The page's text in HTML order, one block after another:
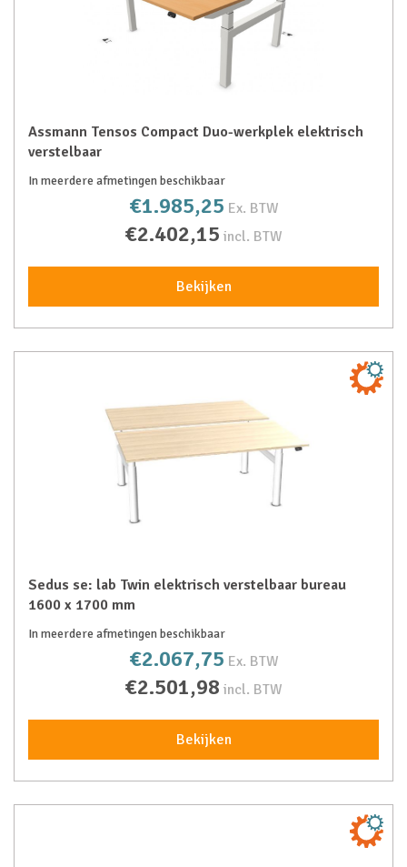
Assmann Tensos Compact Duo-werkplek elektrisch
verstelbaar
In meerdere afmetingen beschikbaar
€1.985,25 Ex. BTW
€2.402,15 incl. BTW
Bekijken
Sedus se: lab Twin elektrisch verstelbaar bureau
1600 x 1700 mm
In meerdere afmetingen beschikbaar
€2.067,75 Ex. BTW
€2.501,98 incl. BTW
Bekijken